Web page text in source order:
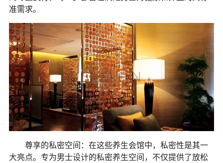
准需求。
尊享的私密空间：在这些养生会馆中，私密性是其一
大亮点。专为男士设计的私密养生空间，不仅提供了放松